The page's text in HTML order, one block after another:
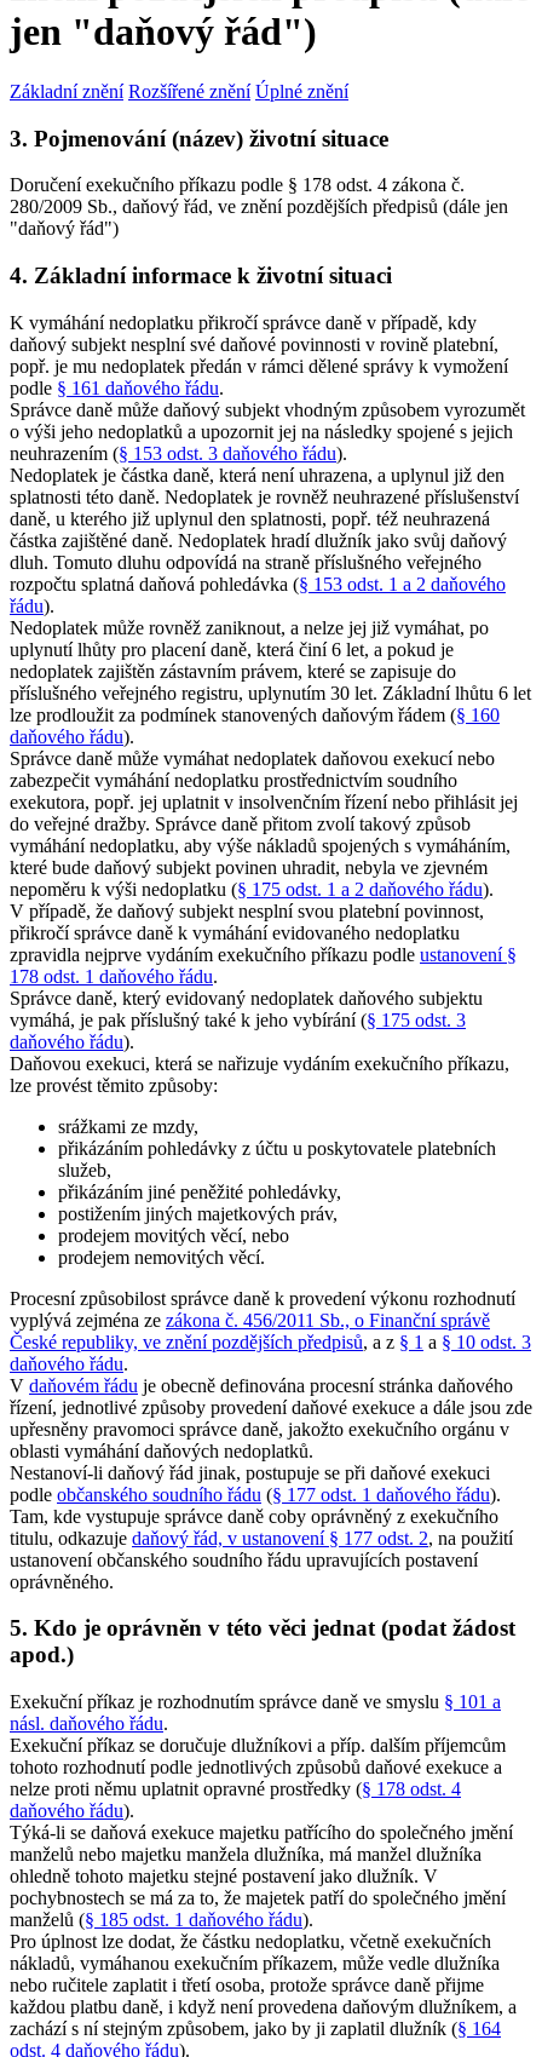
jen "daňový řád")
Základní znění Rozšířené znění Úplné znění
3. Pojmenování (název) životní situace
Doručení exekučního příkazu podle § 178 odst. 4 zákona č.
280/2009 Sb., daňový řád, ve znění pozdějších předpisů (dále jen
"daňový řád")
4. Základní informace k životní situaci
K vymáhání nedoplatku přikročí správce daně v případě, kdy
daňový subjekt nesplní své daňové povinnosti v rovině platební,
popř. je mu nedoplatek předán v rámci dělené správy k vymožení
podle § 161 daňového řádu.
Správce daně může daňový subjekt vhodným způsobem vyrozumět
o výši jeho nedoplatků a upozornit jej na následky spojené s jejich
neuhrazením (§ 153 odst. 3 daňového řádu).
Nedoplatek je částka daně, která není uhrazena, a uplynul již den
splatnosti této daně. Nedoplatek je rovněž neuhrazené příslušenství
daně, u kterého již uplynul den splatnosti, popř. též neuhrazená
částka zajištěné daně. Nedoplatek hradí dlužník jako svůj daňový
dluh. Tomuto dluhu odpovídá na straně příslušného veřejného
rozpočtu splatná daňová pohledávka (§ 153 odst. 1 a 2 daňového
řádu).
Nedoplatek může rovněž zaniknout, a nelze jej již vymáhat, po
uplynutí lhůty pro placení daně, která činí 6 let, a pokud je
nedoplatek zajištěn zástavním právem, které se zapisuje do
příslušného veřejného registru, uplynutím 30 let. Základní lhůtu 6 let
lze prodloužit za podmínek stanovených daňovým řádem (§ 160
daňového řádu).
Správce daně může vymáhat nedoplatek daňovou exekucí nebo
zabezpečit vymáhání nedoplatku prostřednictvím soudního
exekutora, popř. jej uplatnit v insolvenčním řízení nebo přihlásit jej
do veřejné dražby. Správce daně přitom zvolí takový způsob
vymáhání nedoplatku, aby výše nákladů spojených s vymáháním,
které bude daňový subjekt povinen uhradit, nebyla ve zjevném
nepoměru k výši nedoplatku (§ 175 odst. 1 a 2 daňového řádu).
V případě, že daňový subjekt nesplní svou platební povinnost,
přikročí správce daně k vymáhání evidovaného nedoplatku
zpravidla nejprve vydáním exekučního příkazu podle ustanovení §
178 odst. 1 daňového řádu.
Správce daně, který evidovaný nedoplatek daňového subjektu
vymáhá, je pak příslušný také k jeho vybírání (§ 175 odst. 3
daňového řádu).
Daňovou exekuci, která se nařizuje vydáním exekučního příkazu,
lze provést těmito způsoby:
srážkami ze mzdy,
přikázáním pohledávky z účtu u poskytovatele platebních
služeb,
přikázáním jiné peněžité pohledávky,
postižením jiných majetkových práv,
prodejem movitých věcí, nebo
prodejem nemovitých věcí.
Procesní způsobilost správce daně k provedení výkonu rozhodnutí
vyplývá zejména ze zákona č. 456/2011 Sb., o Finanční správě
České republiky, ve znění pozdějších předpisů, a z § 1 a § 10 odst. 3
daňového řádu.
V daňovém řádu je obecně definována procesní stránka daňového
řízení, jednotlivé způsoby provedení daňové exekuce a dále jsou zde
upřesněny pravomoci správce daně, jakožto exekučního orgánu v
oblasti vymáhání daňových nedoplatků.
Nestanoví-li daňový řád jinak, postupuje se při daňové exekuci
podle občanského soudního řádu (§ 177 odst. 1 daňového řádu).
Tam, kde vystupuje správce daně coby oprávněný z exekučního
titulu, odkazuje daňový řád, v ustanovení § 177 odst. 2, na použití
ustanovení občanského soudního řádu upravujících postavení
oprávněného.
5. Kdo je oprávněn v této věci jednat (podat žádost
apod.)
Exekuční příkaz je rozhodnutím správce daně ve smyslu § 101 a
násl. daňového řádu.
Exekuční příkaz se doručuje dlužníkovi a příp. dalším příjemcům
tohoto rozhodnutí podle jednotlivých způsobů daňové exekuce a
nelze proti němu uplatnit opravné prostředky (§ 178 odst. 4
daňového řádu).
Týká-li se daňová exekuce majetku patřícího do společného jmění
manželů nebo majetku manžela dlužníka, má manžel dlužníka
ohledně tohoto majetku stejné postavení jako dlužník. V
pochybnostech se má za to, že majetek patří do společného jmění
manželů (§ 185 odst. 1 daňového řádu).
Pro úplnost lze dodat, že částku nedoplatku, včetně exekučních
nákladů, vymáhanou exekučním příkazem, může vedle dlužníka
nebo ručitele zaplatit i třetí osoba, protože správce daně přijme
každou platbu daně, i když není provedena daňovým dlužníkem, a
zachází s ní stejným způsobem, jako by ji zaplatil dlužník (§ 164
odst. 4 daňového řádu).